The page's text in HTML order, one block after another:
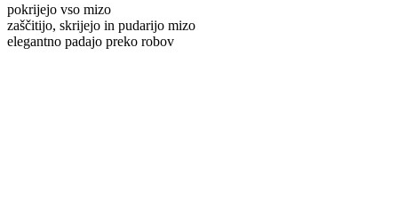
pokrijejo vso mizo
zaščitijo, skrijejo in pudarijo mizo
elegantno padajo preko robov